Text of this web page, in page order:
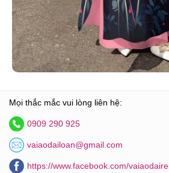
Mọi thắc mắc vui lòng liên hệ:
0909 290 925
vaiaodailoan@gmail.com
https://www.facebook.com/vaiaodaire